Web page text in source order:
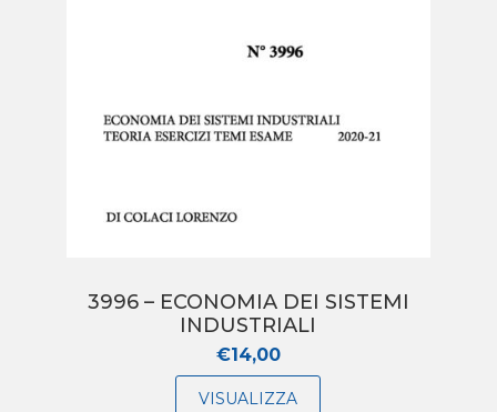
3996 – ECONOMIA DEI SISTEMI
INDUSTRIALI
€14,00
VISUALIZZA